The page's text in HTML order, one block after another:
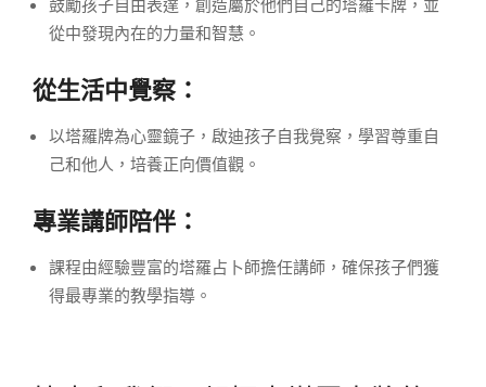
從中發現內在的力量和智慧。
從生活中覺察：
以塔羅牌為心靈鏡子，啟迪孩子自我覺察，學習尊重自
己和他人，培養正向價值觀。
專業講師陪伴：
課程由經驗豐富的塔羅占卜師擔任講師，確保孩子們獲
得最專業的教學指導。